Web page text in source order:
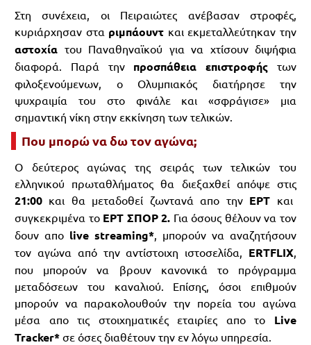
Στη συνέχεια, οι Πειραιώτες ανέβασαν στροφές,
κυριάρχησαν στα ριμπάουντ και εκμεταλλεύτηκαν την
αστοχία του Παναθηναϊκού για να χτίσουν διψήφια
διαφορά. Παρά την προσπάθεια επιστροφήςτων
φιλοξενούμενων, ο Ολυμπιακός διατήρησε την
ψυχραιμία του στο φινάλε και «σφράγισε» μια
σημαντική νίκη στην εκκίνηση των τελικών.
Που μπορώ να δω τον αγώνα;
Ο δεύτερος αγώνας της σειράς των τελικών του
ελληνικού πρωταθλήματος θα διεξαχθεί απόψε στις
21:00 και θα μεταδοθεί ζωντανά απο την ΕΡΤ και
συγκεκριμένα τοΕΡΤ ΣΠΟΡ 2. Για όσους θέλουν να τον
δουν απο live streaming*, μπορούν να αναζητήσουν
τον αγώνα από την αντίστοιχη ιστοσελίδα, ERTFLIX,
που μπορούν να βρουν κανονικά το πρόγραμμα
μεταδόσεων του καναλιού. Επίσης, όσοι επιθμούν
μπορούν να παρακολουθούν την πορεία του αγώνα
μέσα απο τις στοιχηματικές εταιρίες απο το Live
Tracker* σε όσες διαθέτουν την εν λόγω υπηρεσία.